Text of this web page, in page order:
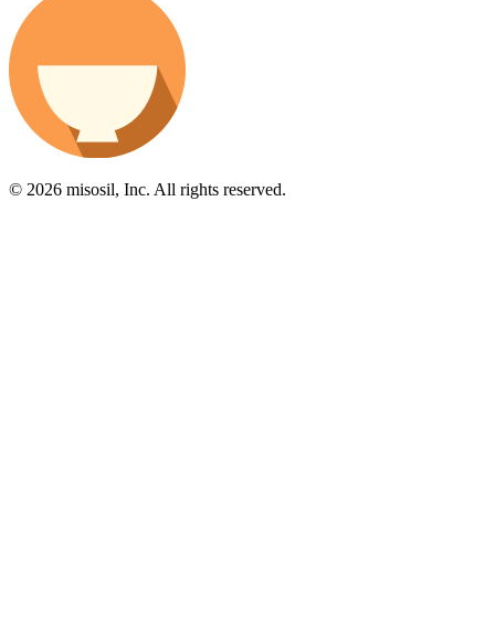
© 2026 misosil, Inc. All rights reserved.